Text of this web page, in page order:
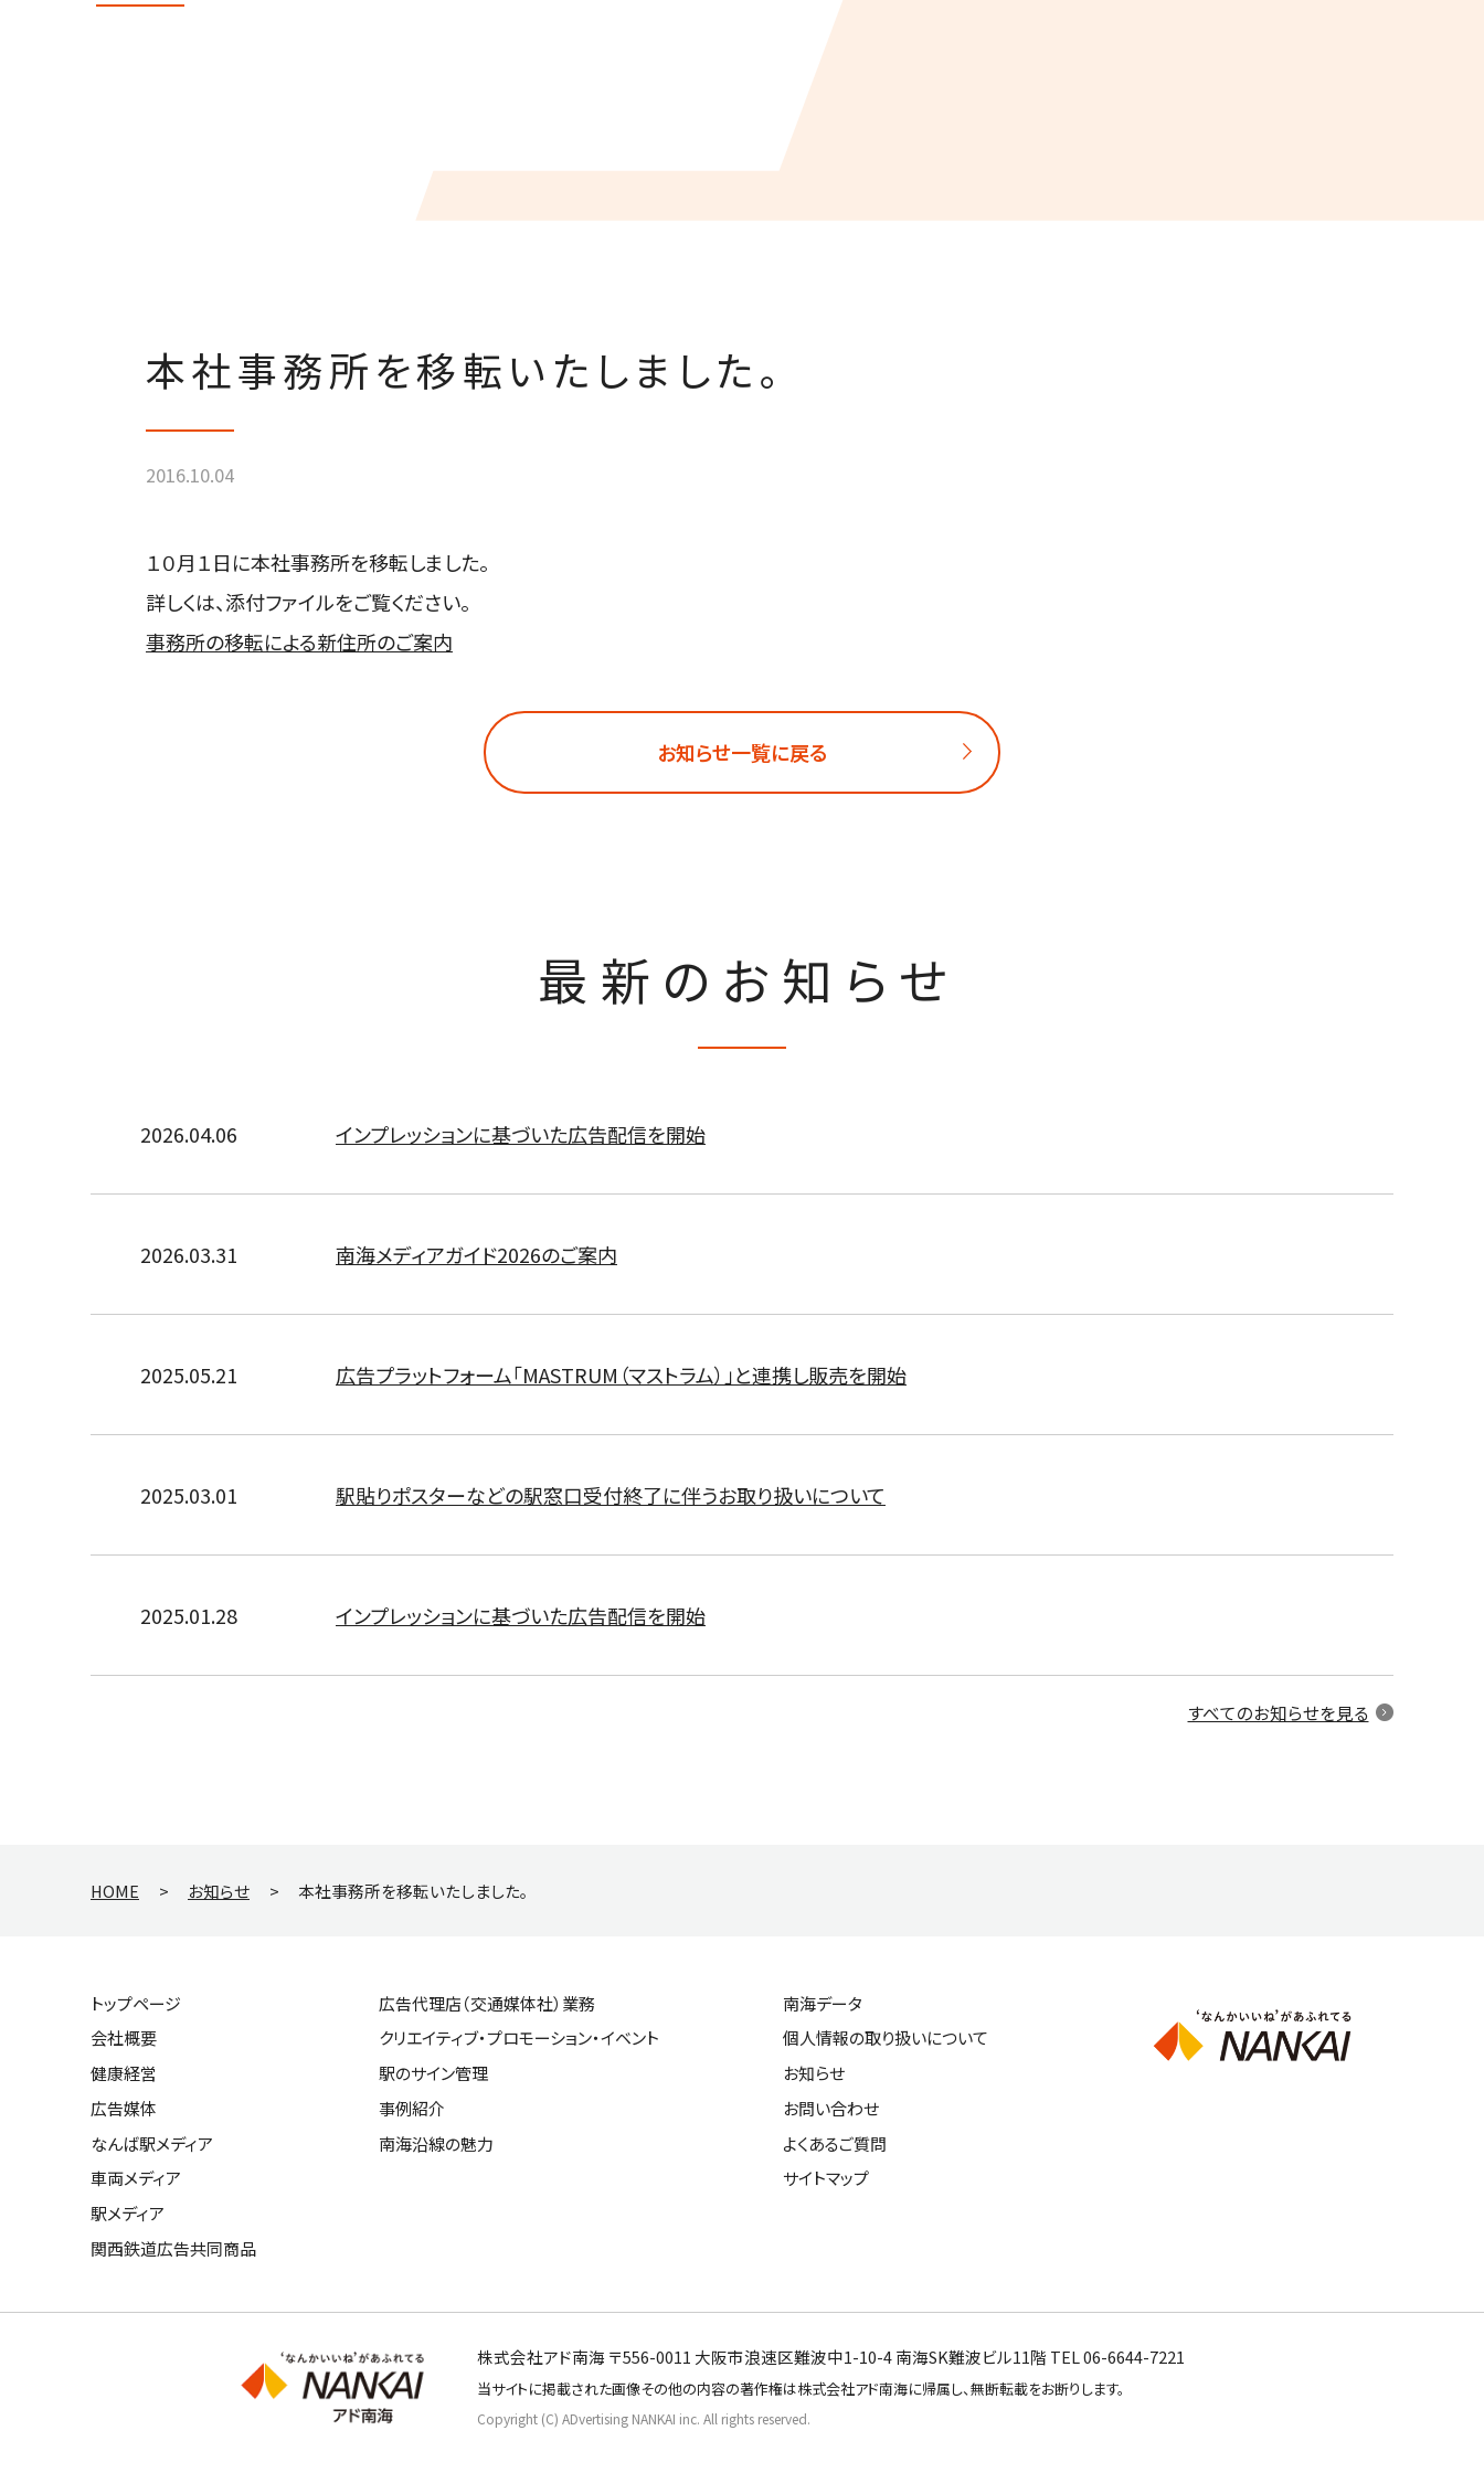
本社事務所を移転いたしました。
2016.10.04
１０月１日に本社事務所を移転しました。
詳しくは、添付ファイルをご覧ください。
事務所の移転による新住所のご案内
お知らせ一覧に戻る
最新のお知らせ
2026.04.06 インプレッションに基づいた広告配信を開始
2026.03.31 南海メディアガイド2026のご案内
2025.05.21 広告プラットフォーム「MASTRUM（マストラム）」と連携し販売を開始
2025.03.01 駅貼りポスターなどの駅窓口受付終了に伴うお取り扱いについて
2025.01.28 インプレッションに基づいた広告配信を開始
すべてのお知らせを見る
HOME > お知らせ > 本社事務所を移転いたしました。
トップページ
会社概要
健康経営
広告媒体
なんば駅メディア
車両メディア
駅メディア
関西鉄道広告共同商品
広告代理店（交通媒体社）業務
クリエイティブ・プロモーション・イベント
駅のサイン管理
事例紹介
南海沿線の魅力
南海データ
個人情報の取り扱いについて
お知らせ
お問い合わせ
よくあるご質問
サイトマップ
株式会社アド南海 〒556-0011 大阪市浪速区難波中1-10-4 南海SK難波ビル11階 TEL 06-6644-7221
当サイトに掲載された画像その他の内容の著作権は株式会社アド南海に帰属し、無断転載をお断りします。
Copyright (C) ADvertising NANKAI inc. All rights reserved.